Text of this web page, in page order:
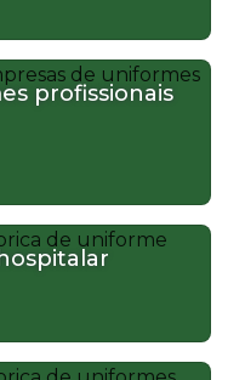
profissionais